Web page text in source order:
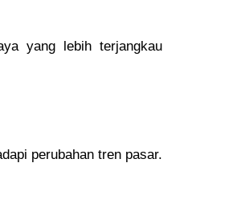
yang lebih terjangkau
perubahan tren pasar.